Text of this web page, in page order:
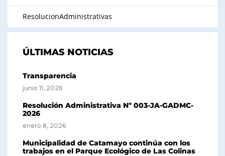
ResolucionAdministrativas
ÚLTIMAS NOTICIAS
Transparencia
junio 11, 2026
Resolución Administrativa Nº 003-JA-GADMC-
2026
enero 8, 2026
Municipalidad de Catamayo continúa con los
trabajos en el Parque Ecológico de Las Colinas